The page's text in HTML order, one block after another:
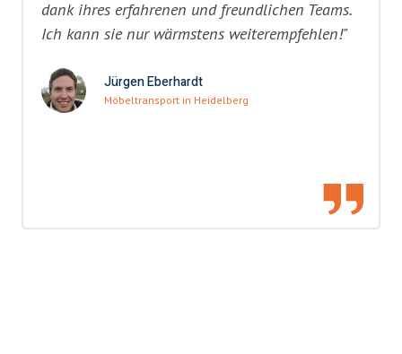
dank ihres erfahrenen und freundlichen Teams.
Ich kann sie nur wärmstens weiterempfehlen!"
Jürgen Eberhardt
Möbeltransport in Heidelberg